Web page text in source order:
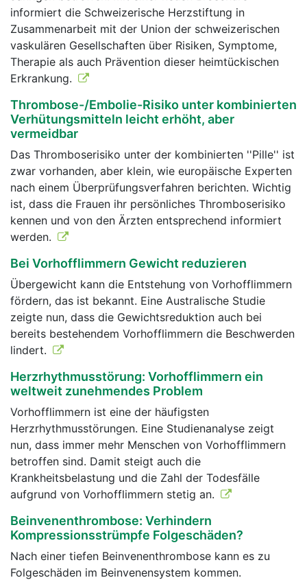
informiert die Schweizerische Herzstiftung in
Zusammenarbeit mit der Union der schweizerischen
vaskulären Gesellschaften über Risiken, Symptome,
Therapie als auch Prävention dieser heimtückischen
Erkrankung.
Thrombose-/Embolie-Risiko unter kombinierten
Verhütungsmitteln leicht erhöht, aber
vermeidbar
Das Thromboserisiko unter der kombinierten ''Pille'' ist
zwar vorhanden, aber klein, wie europäische Experten
nach einem Überprüfungsverfahren berichten. Wichtig
ist, dass die Frauen ihr persönliches Thromboserisiko
kennen und von den Ärzten entsprechend informiert
werden.
Bei Vorhofflimmern Gewicht reduzieren
Übergewicht kann die Entstehung von Vorhofflimmern
fördern, das ist bekannt. Eine Australische Studie
zeigte nun, dass die Gewichtsreduktion auch bei
bereits bestehendem Vorhofflimmern die Beschwerden
lindert.
Herzrhythmusstörung: Vorhofflimmern ein
weltweit zunehmendes Problem
Vorhofflimmern ist eine der häufigsten
Herzrhythmusstörungen. Eine Studienanalyse zeigt
nun, dass immer mehr Menschen von Vorhofflimmern
betroffen sind. Damit steigt auch die
Krankheitsbelastung und die Zahl der Todesfälle
aufgrund von Vorhofflimmern stetig an.
Beinvenenthrombose: Verhindern
Kompressionsstrümpfe Folgeschäden?
Nach einer tiefen Beinvenenthrombose kann es zu
Folgeschäden im Beinvenensystem kommen.